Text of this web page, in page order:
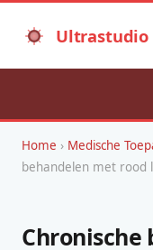
Ultrastudio
Home › Medische
behandelen met rood
Chronische